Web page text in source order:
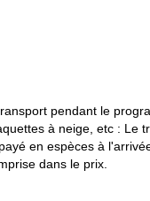
une demande et
je guide
pendant le
à neige, etc : Le
en espèces à
dans le prix.